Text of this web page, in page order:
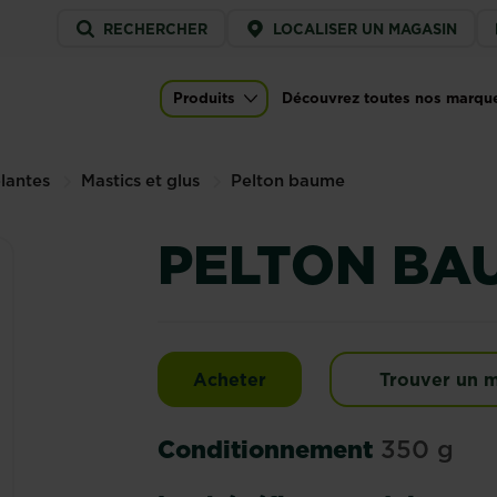
Service
menu
RECHERCHER LOCALISER UN MAGASIN
Main navigation
Produits Découvrez toutes nos
Mastics et glus Pelton baume
PELTON
Acheter Pelton baumeTrouver un
Conditionnement 350 g